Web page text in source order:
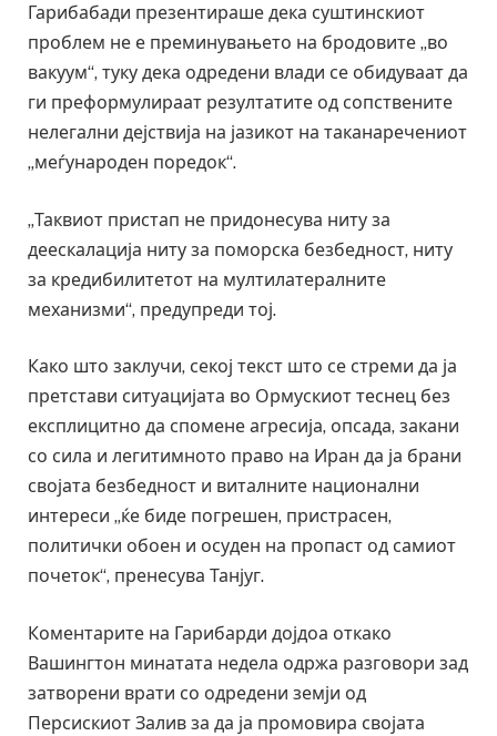
Гарибабади презентираше дека суштинскиот
проблем не е преминувањето на бродовите „во
вакуум“, туку дека одредени влади се обидуваат да
ги преформулираат резултатите од сопствените
нелегални дејствија на јазикот на таканаречениот
„меѓународен поредок“.
„Таквиот пристап не придонесува ниту за
деескалација ниту за поморска безбедност, ниту
за кредибилитетот на мултилатералните
механизми“, предупреди тој.
Како што заклучи, секој текст што се стреми да ја
претстави ситуацијата во Ормускиот теснец без
експлицитно да спомене агресија, опсада, закани
со сила и легитимното право на Иран да ја брани
својата безбедност и виталните национални
интереси „ќе биде погрешен, пристрасен,
политички обоен и осуден на пропаст од самиот
почеток“, пренесува Танјуг.
Коментарите на Гарибарди дојдоа откако
Вашингтон минатата недела одржа разговори зад
затворени врати со одредени земји од
Персискиот Залив за да ја промовира својата